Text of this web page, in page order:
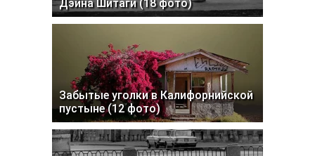
Дэйна Шитаги (18 фото)
Забытые уголки в Калифорнийской
пустыне (12 фото)